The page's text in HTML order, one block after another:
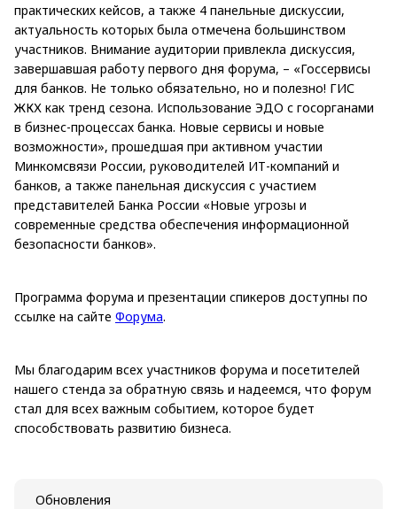
практических кейсов, а также 4 панельные дискуссии,
актуальность которых была отмечена большинством
участников. Внимание аудитории привлекла дискуссия,
завершавшая работу первого дня форума, – «Госсервисы
для банков. Не только обязательно, но и полезно! ГИС
ЖКХ как тренд сезона. Использование ЭДО с госорганами
в бизнес-процессах банка. Новые сервисы и новые
возможности», прошедшая при активном участии
Минкомсвязи России, руководителей ИТ-компаний и
банков, а также панельная дискуссия с участием
представителей Банка России «Новые угрозы и
современные средства обеспечения информационной
безопасности банков».
Программа форума и презентации спикеров доступны по
ссылке на сайте Форума.
Мы благодарим всех участников форума и посетителей
нашего стенда за обратную связь и надеемся, что форум
стал для всех важным событием, которое будет
способствовать развитию бизнеса.
Обновления